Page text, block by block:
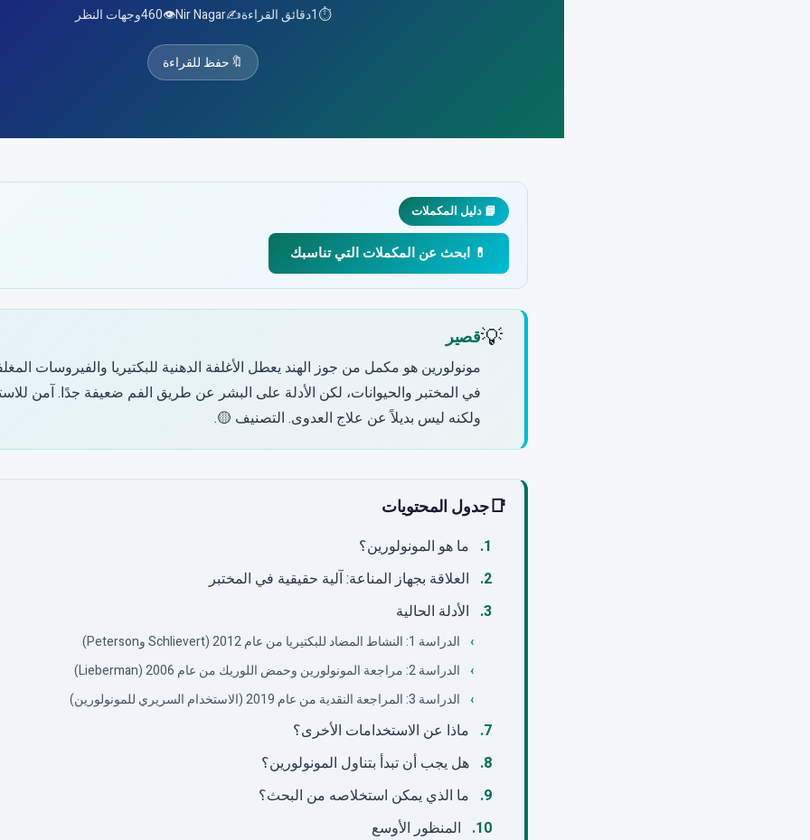
⏱️
1دقائق القراءة✍️
Nir Nagar
👁️
460وجهات النظر
🔖حفظ للقراءة
📘 دليل المكملات
💊 ابحث عن المكملات التي تناسبك
💡قصير
مونولورين هو مكمل من جوز الهند يعطل الأغلفة الدهنية للبكتيريا والفيروسات
ولكنه ليس بديلاً عن علاج العدوى. التصنيف 🟡.
📑جدول المحتويات
ما هو المونولورين؟
العلاقة بجهاز المناعة: آلية حقيقية في المختبر
الأدلة الحالية
الدراسة 1: النشاط المضاد للبكتيريا من عام 2012 (Schlievert وPeterson)
الدراسة 2: مراجعة المونولورين وحمض اللوريك من عام 2006 (Lieberman)
الدراسة 3: المراجعة النقدية من عام 2019 (الاستخدام السريري للمونولورين)
ماذا عن الاستخدامات الأخرى؟
هل يجب أن تبدأ بتناول المونولورين؟
ما الذي يمكن استخلاصه من البحث؟
المنظور الأوسع